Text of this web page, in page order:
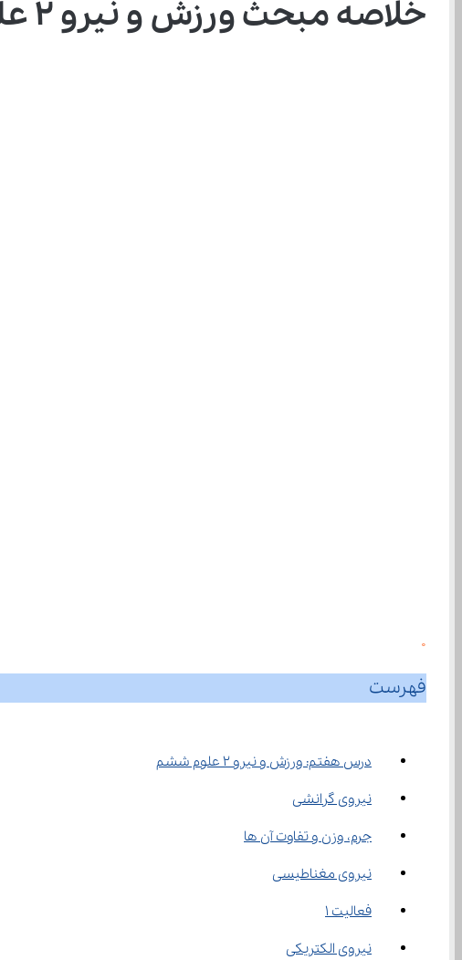
خلاصه مبحث ورزش و نیرو ۲ علوم ششم
0
فهرست
درس هفتم: ورزش و نیرو ۲ علوم ششم
نیروی گرانشی
جرم، وزن و تفاوت آن ها
نیروی مغناطیسی
فعالیت 1
نیروی الکتریکی